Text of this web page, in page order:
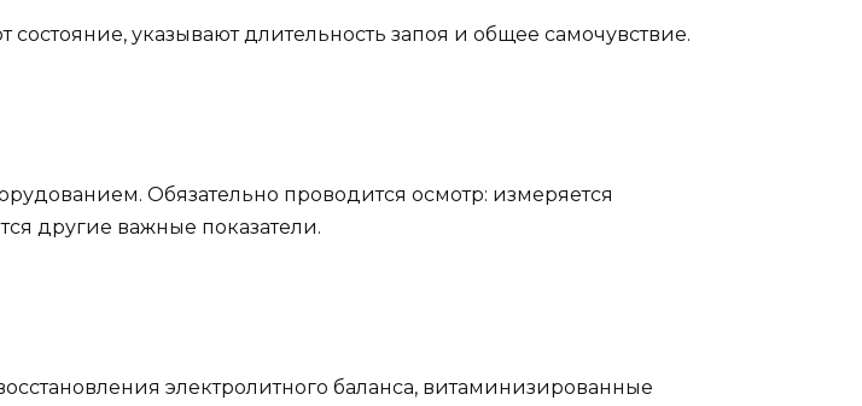
указывают длительность запоя и общее самочувствие.
Обязательно проводится осмотр: измеряется
другие важные показатели.
электролитного баланса, витаминизированные